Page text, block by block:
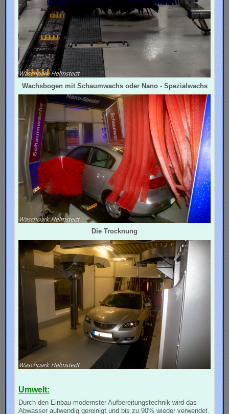
Wachsbogen mit Schaumwachs oder Nano - Spezialwachs
Die Trocknung
Umwelt:
Durch den Einbau modernster Aufbereitungstechnik wird das
Abwasser aufwendig gereinigt und bis zu 90% wieder verwendet.